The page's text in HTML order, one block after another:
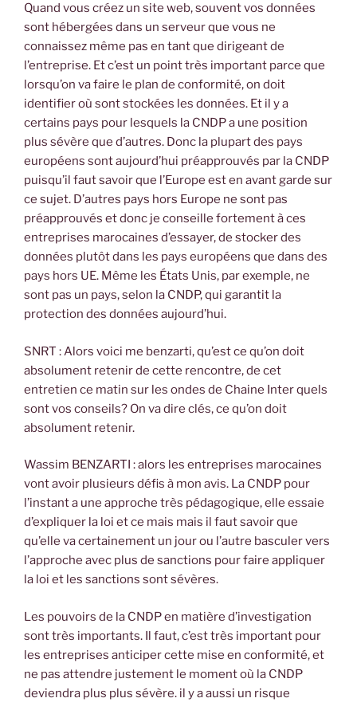
Quand vous créez un site web, souvent vos données
sont hébergées dans un serveur que vous ne
connaissez même pas en tant que dirigeant de
l’entreprise. Et c’est un point très important parce que
lorsqu’on va faire le plan de conformité, on doit
identifier où sont stockées les données. Et il y a
certains pays pour lesquels la CNDP a une position
plus sévère que d’autres. Donc la plupart des pays
européens sont aujourd’hui préapprouvés par la CNDP
puisqu’il faut savoir que l’Europe est en avant garde sur
ce sujet. D’autres pays hors Europe ne sont pas
préapprouvés et donc je conseille fortement à ces
entreprises marocaines d’essayer, de stocker des
données plutôt dans les pays européens que dans des
pays hors UE. Même les États Unis, par exemple, ne
sont pas un pays, selon la CNDP, qui garantit la
protection des données aujourd’hui.
SNRT : Alors voici me benzarti, qu’est ce qu’on doit
absolument retenir de cette rencontre, de cet
entretien ce matin sur les ondes de Chaine Inter quels
sont vos conseils? On va dire clés, ce qu’on doit
absolument retenir.
Wassim BENZARTI : alors les entreprises marocaines
vont avoir plusieurs défis à mon avis. La CNDP pour
l’instant a une approche très pédagogique, elle essaie
d’expliquer la loi et ce mais mais il faut savoir que
qu’elle va certainement un jour ou l’autre basculer vers
l’approche avec plus de sanctions pour faire appliquer
la loi et les sanctions sont sévères.
Les pouvoirs de la CNDP en matière d’investigation
sont très importants. Il faut, c’est très important pour
les entreprises anticiper cette mise en conformité, et
ne pas attendre justement le moment où la CNDP
deviendra plus plus sévère. il y a aussi un risque